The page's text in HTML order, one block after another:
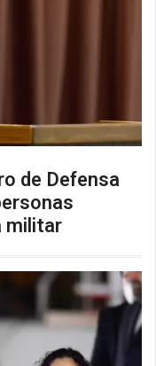
de Defensa
militar